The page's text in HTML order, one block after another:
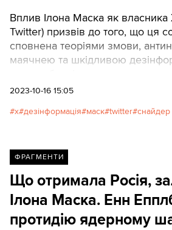
Вплив Ілона Маска як власника
Twitter) призвів до того, що ця
сповнена теоріями змови,
маячнею та шкідливою
Снайдер. ТЕКСТИ переклали
2023-10-16 15:05
x дезінформація маск twitter снайдер
ФРАГМЕНТИ
Що отримала Росія,
Ілона Маска. Енн
протидію ядерному